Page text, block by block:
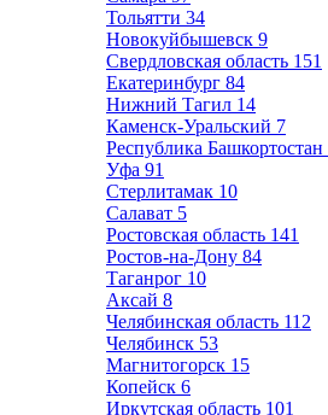
Тольятти 34
Новокуйбышевск 9
Свердловская область 151
Екатеринбург 84
Нижний Тагил 14
Каменск-Уральский 7
Республика Башкортостан
Уфа 91
Стерлитамак 10
Салават 5
Ростовская область 141
Ростов-на-Дону 84
Таганрог 10
Аксай 8
Челябинская область 112
Челябинск 53
Магнитогорск 15
Копейск 6
Иркутская область 101